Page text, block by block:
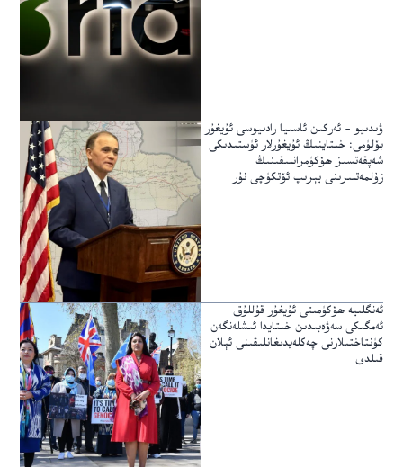
ۋىدىيو – ئەركىن ئاسىيا رادىيوسى ئۇيغۇر
بۆلۈمى: خىتاينىڭ ئۇيغۇرلار ئۈستىدىكى
شەپقەتسىز ھۆكۈمرانلىقىنىڭ
زۇلمەتلىرىنى يېرىپ ئۆتكۈچى نۇر
ئەنگلىيە ھۆكۈمىتى ئۇيغۇر قۇللۇق
ئەمگىكى سەۋەبىدىن خىتايدا ئىشلەنگەن
كۈنتاختىلارنى چەكلەيدىغانلىقىنى ئېلان
قىلدى